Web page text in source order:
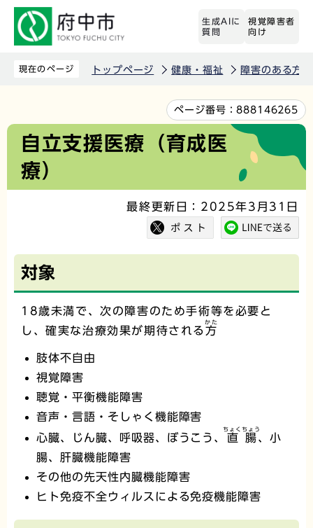
先
生成AIに
質問
視覚障害者
向け
現在のページ トップページ 健康・福祉 障害のある方
文
か
ページ番号：888146265
自立支援医療（育成医
療）
最終更新日：2025年3月31日
対象
18歳未満で、次の障害のため手術等を必要と
し、確実な治療効果が期待される 方
かた
肢体不自由
視覚障害
聴覚・平衡機能障害
音声・言語・そしゃく機能障害
心臓、じん臓、呼吸器、ぼうこう、
直腸
ちょくちょう
、小
腸、肝臓機能障害
その他の先天性内臓機能障害
ヒト免疫不全ウィルスによる免疫機能障害